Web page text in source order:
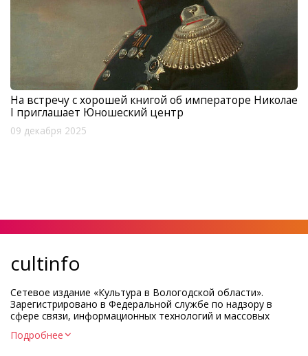
На встречу с хорошей книгой об императоре Николае
I приглашает Юношеский центр
09 декабря 2025
cultinfo
Сетевое издание «Культура в Вологодской области».
Зарегистрировано в Федеральной службе по надзору в
сфере связи, информационных технологий и массовых
Регистрационный номер и дата принятия решения о
Подробнее